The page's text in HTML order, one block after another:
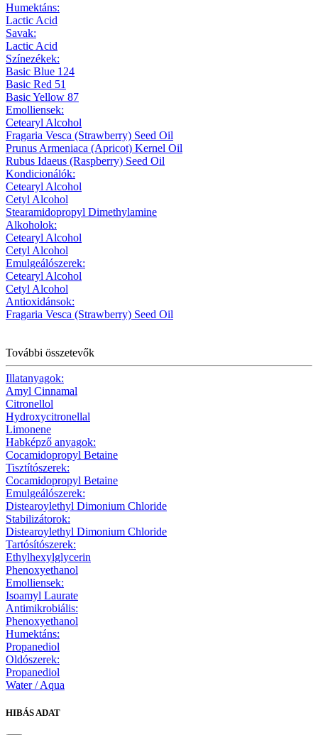
Humektáns:
Lactic Acid
Savak:
Lactic Acid
Színezékek:
Basic Blue 124
Basic Red 51
Basic Yellow 87
Emolliensek:
Cetearyl Alcohol
Fragaria Vesca (Strawberry) Seed Oil
Prunus Armeniaca (Apricot) Kernel Oil
Rubus Idaeus (Raspberry) Seed Oil
Kondicionálók:
Cetearyl Alcohol
Cetyl Alcohol
Stearamidopropyl Dimethylamine
Alkoholok:
Cetearyl Alcohol
Cetyl Alcohol
Emulgeálószerek:
Cetearyl Alcohol
Cetyl Alcohol
Antioxidánsok:
Fragaria Vesca (Strawberry) Seed Oil
További összetevők
Illatanyagok:
Amyl Cinnamal
Citronellol
Hydroxycitronellal
Limonene
Habképző anyagok:
Cocamidopropyl Betaine
Tisztítószerek:
Cocamidopropyl Betaine
Emulgeálószerek:
Distearoylethyl Dimonium Chloride
Stabilizátorok:
Distearoylethyl Dimonium Chloride
Tartósítószerek:
Ethylhexylglycerin
Phenoxyethanol
Emolliensek:
Isoamyl Laurate
Antimikrobiális:
Phenoxyethanol
Humektáns:
Propanediol
Oldószerek:
Propanediol
Water / Aqua
HIBÁS ADAT